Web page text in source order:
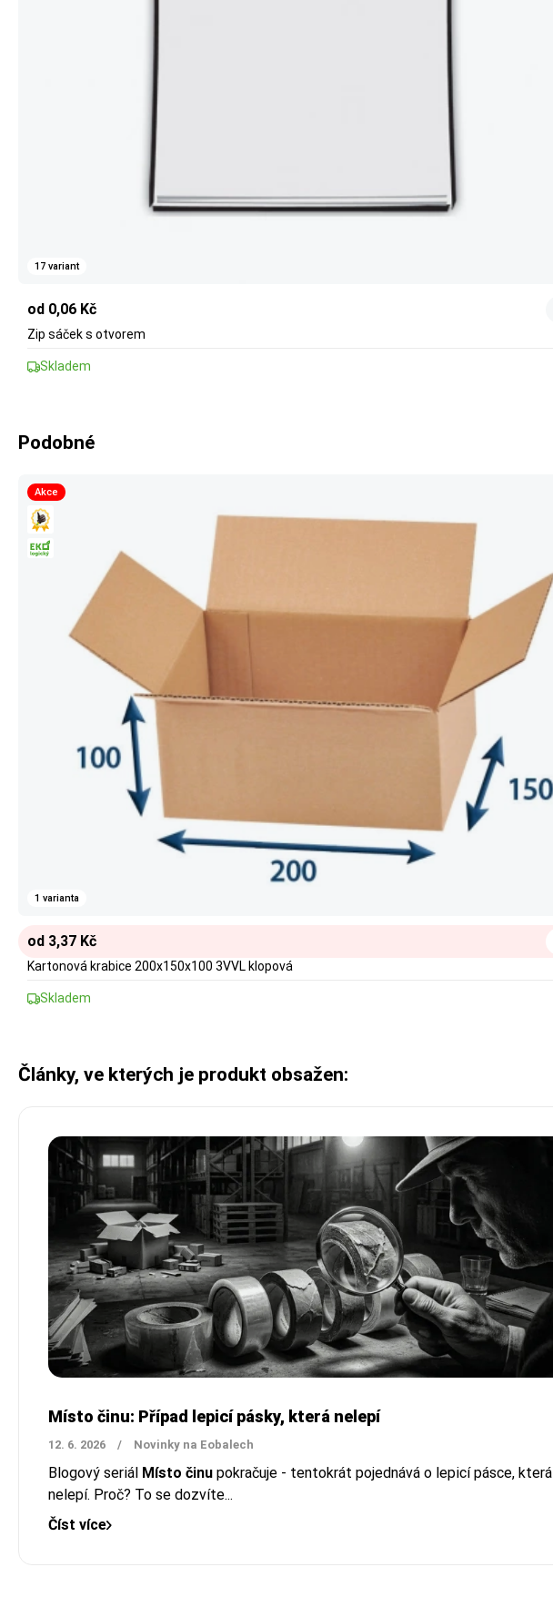
17 variant
od 0,06 Kč
Zip sáček s otvorem
Skladem
Podobné
Akce
1 varianta
od 3,37 Kč
Kartonová krabice 200x150x100 3VVL klopová
Skladem
Články, ve kterých je produkt obsažen:
Místo činu: Případ lepicí pásky, která nelepí
12. 6. 2026 / Novinky na Eobalech
Blogový seriál Místo činu pokračuje - tentokrát pojednává o lepicí pásce, která
nelepí. Proč? To se dozvíte...
Číst více